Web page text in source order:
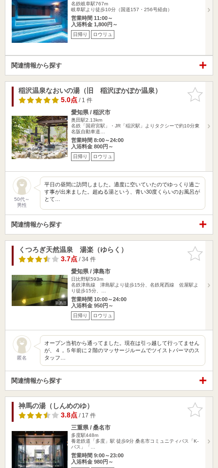
名鉄岐阜駅767m
岐阜駅より徒歩10分（国道157・256号経由）
営業時間 11:00～
入浴料金 1,800円～
日帰り ロウリュ
関連情報から探す
お気に入
りに追加
稲沢温泉なおいの湯（旧 稲沢ぽかぽか温泉）
5.0点/ 1 件
愛知県 / 稲沢市
奥田駅2.13km
名鉄「国府宮駅」・JR「稲沢駅」よりタクシーで約10分東
名阪自動車道…
営業時間 8:00～24:00
入浴料金 800円～
日帰り ロウリュ
50代～
男性
平日の昼間に訪問しました。適度に空いていたのでゆっくり過ご
す事が出来ました。超ぬる湯という、青い30度くらいのお風呂が
とて…
関連情報から探す
お気に入
りに追加
くつろぎ天然温泉 湯楽（ゆらく）
3.7点/ 34 件
愛知県 / 津島市
日比野駅593m
名鉄津島線 津島駅より徒歩15分、名鉄尾西線 佐屋駅よ
り徒歩15分、…
営業時間 10:00～24:00
入浴料金 950円～
日帰り ロウリュ
匿名
オープン当初から通ってました。現在は引っ越して行ってません
が、４，５年前に２階のマッサージルームでツイストパーマのス
タッフ…
関連情報から探す
お気に入
りに追加
神馬の湯（しんめのゆ）
3.8点/ 17 件
三重県 / 桑名市
多度駅448m
養老鉄道「多度」駅 徒歩9分 桑名市コミュニティバス「K-
バス」「…
営業時間 9:00～23:00
入浴料金 980円～